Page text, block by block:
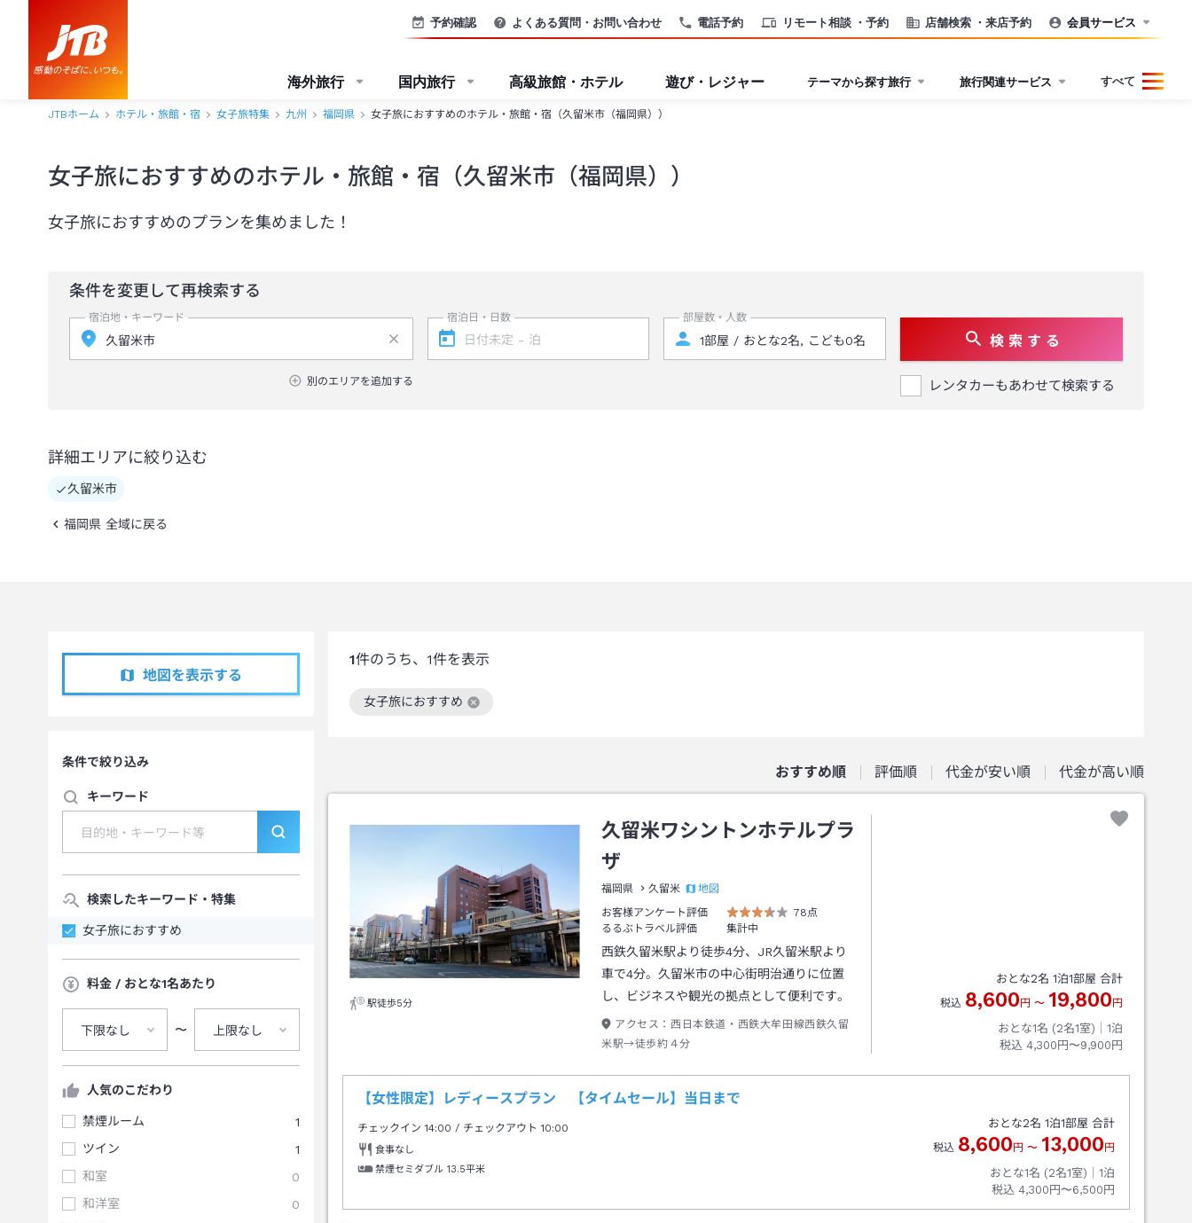
電話予約 リモート相談 ・予約 店舗検索 ・来店予約
予約確認 よくある質問・お問い合わせ 会員サービス
海外旅行 国内旅行 高級旅館・ホテル 遊び・レジャー テーマから探す旅行 旅行関連サービス すべて
JTBホーム ホテル・旅館・宿 女子旅特集 九州 福岡県 女子旅におすすめのホテル・旅館・宿（久留米市（福岡県））
女子旅におすすめのホテル・旅館・宿（久留米市（福岡県））
女子旅におすすめのプランを集めました！
条件を変更して再検索する
宿泊地・キーワード
別のエリアを追加する
宿泊日・日数 部屋数・人数
検 索 す る
レンタカーもあわせて検索する
詳細エリアに絞り込む
久留米市
福岡県 全域に戻る
地図を表示する
条件で絞り込み
キーワード
検索したキーワード・特集
女子旅におすすめ
料金 / おとな1名あたり
下限なし 〜 上限なし
人気のこだわり
禁煙ルーム
1
ツイン
1
和室
0
和洋室
0
1件のうち、 1件を表示
女子旅におすすめ
この絞り込み条件を解除
おすすめ順 評価順 代金が安い順 代金が高い順
駅徒歩5分
久留米ワシントンホテルプラ
ザ
福岡県 久留米
地図
お客様アンケート評価
78点
るるぶトラベル評価
集計中
西鉄久留米駅より徒歩4分、JR久留米駅より
車で4分。久留米市の中心街明治通りに位置
し、ビジネスや観光の拠点として便利です。
アクセス： 西日本鉄道・西鉄大牟田線西鉄久留
米駅→徒歩約４分
おとな2名 1泊1部屋 合計
税込 8,600 円 〜 19,800 円
おとな1名 (2名1室)｜ 1泊
税込 4,300円〜9,900円
【女性限定】レディースプラン 【タイムセール】当日まで
チェックイン14:00 / チェックアウト 10:00
食事なし
禁煙セミダブル 13.5平米
おとな2名 1泊1部屋 合計
税込 8,600 円 〜 13,000 円
おとな1名 (2名1室)｜ 1泊
税込 4,300円〜6,500円